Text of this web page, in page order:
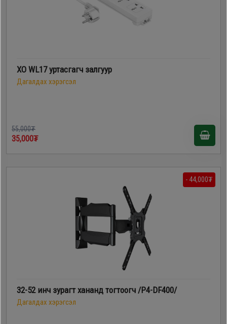
XO WL17 уртасгагч залгуур
Дагалдах хэрэгсэл
55,000₮
35,000₮
- 44,000₮
32-52 инч зурагт хананд тогтоогч /P4-DF400/
Дагалдах хэрэгсэл